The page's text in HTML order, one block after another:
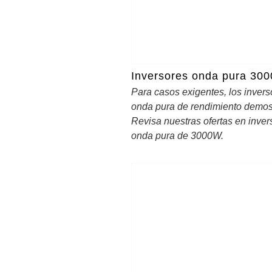
Inversores onda pura
Para casos exigentes, los
onda pura de rendimiento
Revisa nuestras ofertas en
onda pura de 3000W.